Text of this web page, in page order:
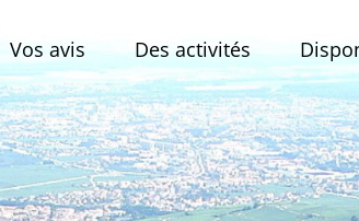
Vos avis Des activités